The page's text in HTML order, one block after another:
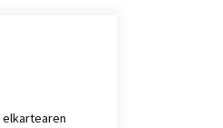
elkartearen